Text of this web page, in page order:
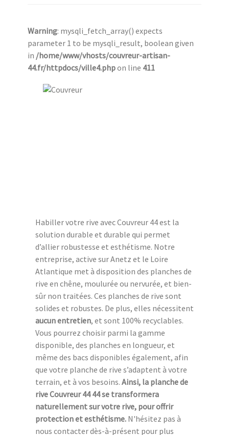
Warning: mysqli_fetch_array() expects
parameter 1 to be mysqli_result, boolean given
in /home/www/vhosts/couvreur-artisan-
44.fr/httpdocs/ville4.phpon line 411
Habiller votre rive avec Couvreur 44 est la
solution durable et durable qui permet
d’allier robustesse et esthétisme. Notre
entreprise, active sur Anetz et le Loire
Atlantique met à disposition des planches de
rive en chêne, moulurée ou nervurée, et bien-
sûr non traitées. Ces planches de rive sont
solides et robustes. De plus, elles nécessitent
aucun entretien, et sont 100% recyclables.
Vous pourrez choisir parmi la gamme
disponible, des planches en longueur, et
même des bacs disponibles également, afin
que votre planche de rive s’adaptent à votre
terrain, et à vos besoins. Ainsi, la planche de
rive Couvreur 44 44 se transformera
naturellement sur votre rive, pour offrir
protection et esthétisme. N'hésitez pas à
nous contacter dès-à-présent pour plus